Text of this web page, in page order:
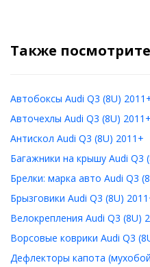
Также
Автобоксы Audi Q3 (8U)
Авточехлы Audi Q3 (8U) 2011+
Антискол Audi Q3 (8U) 2011+
Багажники на крышу Audi Q3
Брелки: марка авто Audi Q3
Брызговики Audi Q3 (8U)
Велокрепления Audi Q3 (8U)
Ворсовые коврики Audi Q3
Дефлекторы капота